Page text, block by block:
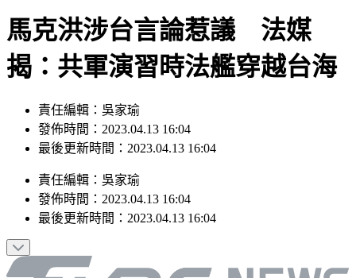
馬克洪涉台言論惹議 法媒
揭：共軍演習時法艦穿越台海
責任編輯：吳家瑜
發佈時間：2023.04.13 16:04
責任編輯 ： 吳家瑜
發佈時間：2023.04.13 16:04